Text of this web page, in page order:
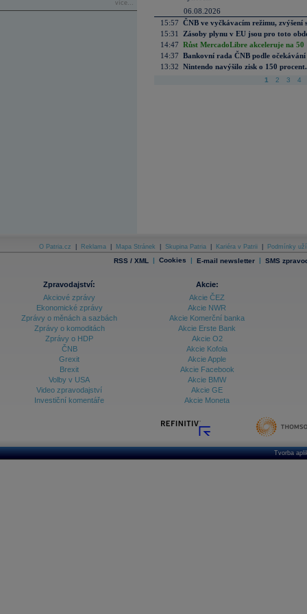
více...
06.08.2026
15:57 ČNB ve vyčkávacím režimu, zvýšení
15:31
Zásoby plynu v EU jsou pro toto
14:47 Růst MercadoLibre akceleruje na
14:37 Bankovní rada ČNB podle
13:32 Nintendo navýšilo zisk o 150
1 2 3 4
O Patria.cz Reklama Mapa Stránek Skupina Patria Kariéra v Patrii Podmínky
RSS / XML | Cookies | E-mail newsletter | SMS
Zpravodajství:
Akciové zprávy
Ekonomické zprávy
Zprávy o měnách a sazbách
Zprávy o komoditách
Zprávy o HDP
ČNB
Grexit
Brexit
Volby v USA
Video zpravodajství
Investiční komentáře
Akcie:
Akcie ČEZ
Akcie NWR
Akcie Komerční banka
Akcie Erste Bank
Akcie O2
Akcie Kofola
Akcie Apple
Akcie Facebook
Akcie BMW
Akcie GE
Akcie Moneta
Tvorba